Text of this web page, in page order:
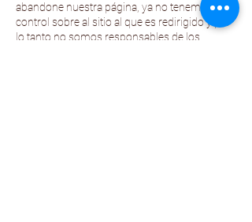
abandone nuestra página, ya no tenemos
control sobre al sitio al que es redirigido y por
lo tanto no somos responsables de los